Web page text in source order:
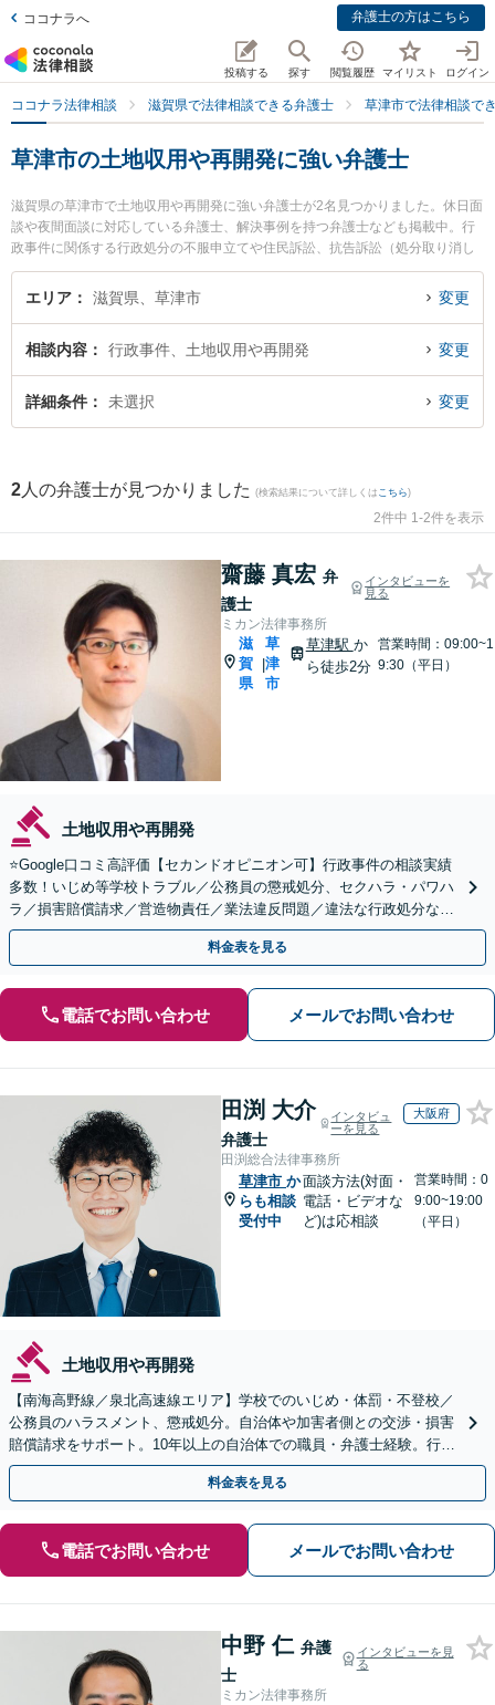
ココナラへ 弁護士の方はこちら
投稿する 探す 閲覧履歴 マイリスト ログイン
ココナラ法律相談 滋賀県で法律相談できる弁護士 草津市で法律相談で
草津市の土地収用や再開発に強い弁護士
滋賀県の草津市で土地収用や再開発に強い弁護士が2名見つかりました。休日面
談や夜間面談に対応している弁護士、解決事例を持つ弁護士なども掲載中。行
政事件に関係する行政処分の不服申立てや住民訴訟、抗告訴訟（処分取り消し
等）等の細かな分野での絞り込み検索もでき便利です。特にミカン法律事務所
の齋藤 真宏弁護士やミカン法律事務所の中野 仁弁護士のプロフィール情報や弁
護士費用、強みなどが注目されています。『草津市で土日や夜間に発生した土
発のトラブル解決の実績豊富な近くの弁護士を検索したい』『初回相談無料で
土地収用や再開発を法律相談できる草津市内の弁護士に相談予約したい』など
でお困りの相談者さんにおすすめです。
エリア 滋賀県、草津市 変更
相談内容 行政事件、土地収用や再開発 変更
詳細条件 未選択 変更
2 人の弁護士が見つかりました (検索結果について詳しくは こちら)
2件中 1-2件を表示
齋藤 真宏 弁
護士
インタビューを
見る
ミカン法律事務所
滋
賀
県
|
草
津
市
草津駅 か
ら徒歩2分
営業時間：09:00~1
9:30（平日）
土地収用や再開発
⭐️Google口コミ高評価【セカンドオピニオン可】行政事件の相談実績
多数！いじめ等学校トラブル／公務員の懲戒処分、セクハラ・パワハ
ラ／損害賠償請求／営造物責任／業法違反問題／違法な行政処分など
はご相談を。粘り強い対応に自信あり。
料金表を見る
電話でお問い合わせ メールでお問い合わせ
田渕 大介
弁護士
インタビュ
ーを見る
大阪府
田渕総合法律事務所
草津市 か
らも相談
受付中
面談方法(対面・
電話・ビデオな
ど)は応相談
営業時間：0
9:00~19:00
（平日）
土地収用や再開発
【南海高野線／泉北高速線エリア】学校でのいじめ・体罰・不登校／
公務員のハラスメント、懲戒処分。自治体や加害者側との交渉・損害
賠償請求をサポート。10年以上の自治体での職員・弁護士経験。行政
組織の動きを見据えて解決策をご提案【オンライン可】
料金表を見る
電話でお問い合わせ メールでお問い合わせ
中野 仁 弁護
士
インタビューを見
る
ミカン法律事務所